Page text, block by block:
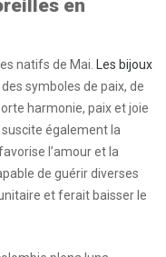
en
natifs de Mai.
Les bijoux
symboles de paix, de
harmonie, paix et joie
suscite également la
l’amour et la
de guérir diverses
et ferait baisser le